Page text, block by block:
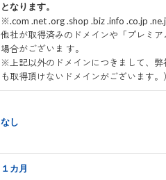
となります。
※.com .net .org .shop .biz .info .co.jp
他社が取得済みのドメインや「プレミ
場合がございま す。
※上記以外のドメインにつきまして、
も取得頂けないドメインがございます。
なし
１カ月